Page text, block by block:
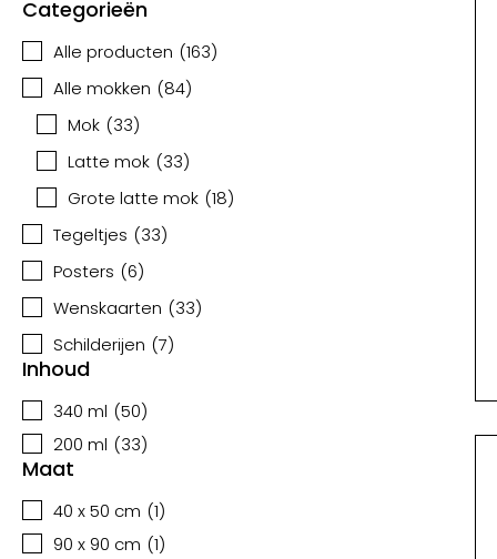
Categorieën
Alle producten (163)
Alle mokken (84)
Mok (33)
Latte mok (33)
Grote latte mok (18)
Tegeltjes (33)
Posters (6)
Wenskaarten (33)
Schilderijen (7)
Inhoud
340 ml (50)
200 ml (33)
Maat
40 x 50 cm (1)
90 x 90 cm (1)